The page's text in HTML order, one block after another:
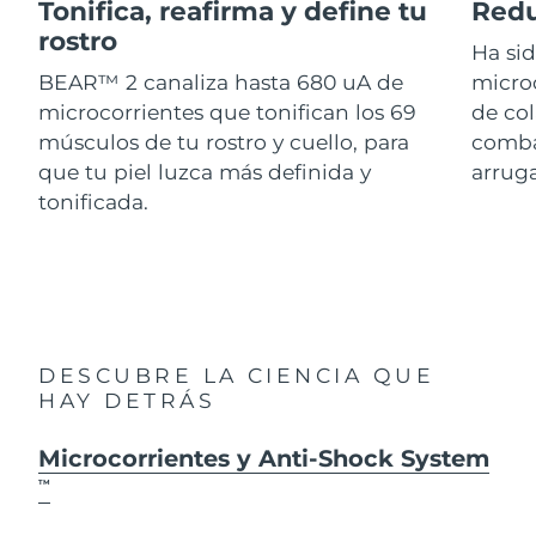
Tonifica, reafirma y define tu
rostro
BEAR™ 2 canaliza hasta 680 uA de
microcorrientes que tonifican los 69
músculos de tu rostro y cuello, para
que tu piel luzca más definida y
tonificada.
Ha
de
DESCUBRE LA CIENCIA QUE
HAY DETRÁS
Microcorrientes y Anti-Shock System
TM
For healthy hair
18% PAP
Cosméticos
Comprar todo
Israel
Italia Entrega prevista 8/12/26
Japón Entrega prevista 8/15/26
Jersey
Letonia Entrega prevista
Lituania Entrega prevista8/12/26